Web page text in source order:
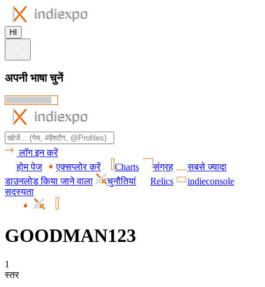
HI
अपनी भाषा चुनें
लॉग इन करें
होम पेज
एक्सप्लोर करें Charts संग्रह
सबसे ज्यादा
डाउनलोड किया जाने वाला
चुनौतियां Relics
indieconsole
सदस्यता
GOODMAN123
1
स्तर